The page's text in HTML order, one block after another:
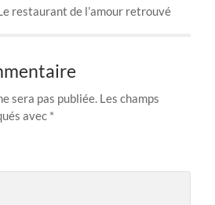
restaurant de l’amour retrouvé
sera pas publiée. Les champs
avec *